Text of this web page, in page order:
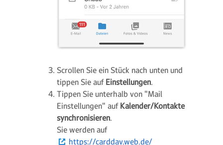
Scrollen Sie ein Stück nach unten und
tippen Sie auf Einstellungen.
Tippen Sie unterhalb von "Mail
Einstellungen" auf Kalender/Kontakte
synchronisieren.
Sie werden auf
https://carddav.web.de/